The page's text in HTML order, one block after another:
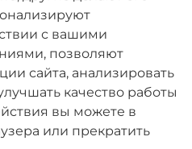
с вашими
позволяют
сайта, анализировать
качество работы
вы можете в
или прекратить